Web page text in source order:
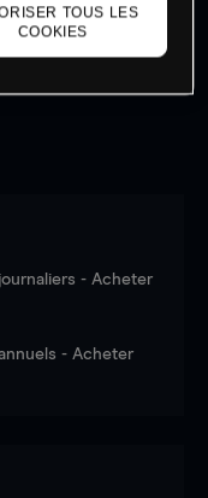
- Acheter
- Acheter
TOUS LES
COOKIES